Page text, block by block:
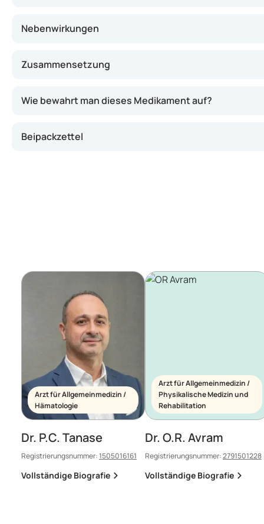
Nebenwirkungen
Zusammensetzung
Wie bewahrt man dieses Medikament auf?
Beipackzettel
Arzt für Allgemeinmedizin /
Hämatologie
Dr. P.C. Tanase
Registrierungsnummer:1505016161
Vollständige Biografie
Arzt für Allgemeinmedizin /
Physikalische Medizin und
Rehabilitation
Dr. O.R. Avram
Registrierungsnummer:2791501228
Vollständige Biografie